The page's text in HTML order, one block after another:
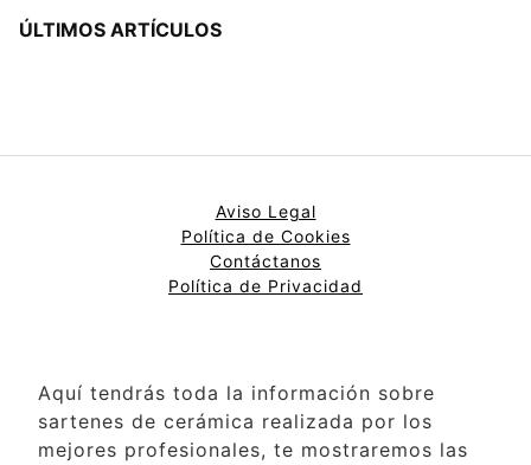
ÚLTIMOS ARTÍCULOS
Aviso Legal
Política de Cookies
Contáctanos
Política de Privacidad
Aquí tendrás toda la información sobre
sartenes de cerámica realizada por los
mejores profesionales, te mostraremos las